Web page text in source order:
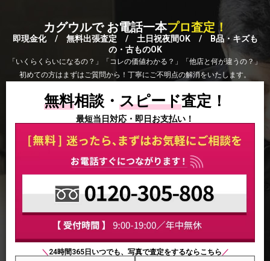
カグウルで お電話一本プロ査定！
即現金化 / 無料出張査定 / 土日祝夜間OK / B品・キズも
の・古ものOK
「いくらくらいになるの？」「コレの価値わかる？」「他店と何が違うの？」
初めての方はまずはご質問から！丁寧にご不明点の解消をいたします。
無料相談・ スピード査定！
最短当日対応・即日お支払い！
＼ 24時間365日いつでも、写真で査定をするならこちら ／